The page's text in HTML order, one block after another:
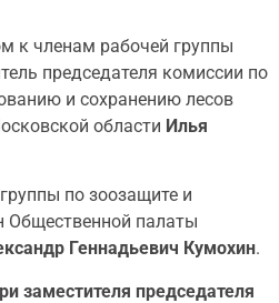
к членам рабочей группы
председателя комиссии по
и сохранению лесов
области Илья
по зоозащите и
Общественной палаты
Геннадьевич Кумохин.
заместителя председателя